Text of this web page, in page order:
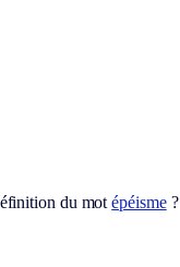
du motépéisme?